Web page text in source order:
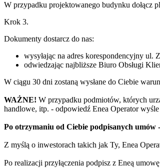
W przypadku projektowanego budynku dołącz
Krok 3.
Dokumenty dostarcz do nas:
wysyłając na adres korespondencyjny ul.
odwiedzając najbliższe Biuro Obsługi
W ciągu 30 dni zostaną wysłane do Ciebie
WAŻNE! W przypadku podmiotów, których
handlowe, itp. - odpowiedź Enea Operator
Po otrzymaniu od Ciebie podpisanych umów
Z myślą o inwestorach takich jak Ty, Enea
Po realizacji przyłączenia podpisz z Eneą